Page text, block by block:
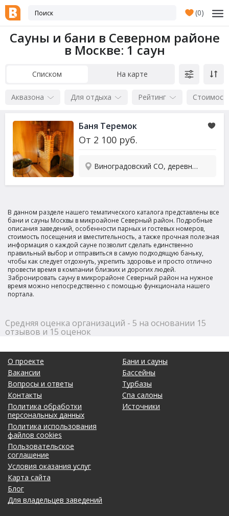
(0)
Сауны и бани в Северном районе
в Москве: 1 саун
Списком На карте
Аквазона Для отдыха Рейтинг
Баня Теремок
От 2 100 руб.
Виноградовский СО, деревня Грибки, Адмиральская ул., вл.1, стр.1
В данном разделе нашего тематического каталога представлены все
бани и сауны Москвы в микроайоне Северный район. Подробные
описания заведений, особенности парных и гостевых номеров,
стоимость посещения и вместительность, а также прочная полезная
информация о каждой сауне позволит сделать единственно
правильный выбор и отправиться в самую подходящую баньку,
чтобы как следует отдохнуть, укрепить здоровье и просто отлично
провести время в компании близких и дорогих людей.
Забронировать сауну в микрорайоне Северный район на нужное
время можно непосредственно с помощью функционала нашего
портала.
Средняя оценка организаций - 5 на основании 15
отзывов и 15 оценок
О проекте
Вакансии
Вопросы и ответы
Контакты
Политика обработки
персональных данных
Политика использования
файлов cookies
Пользовательское
соглашение
Условия оказания услуг
Карта сайта
Блог
Для владельцев заведений
Бани и сауны
Бассейны
Турбазы
Спа салоны
Источники